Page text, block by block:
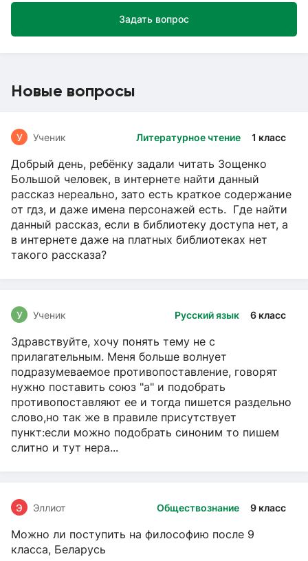
Задать вопрос
Новые вопросы
Литературное чтение 1 класс
У Ученик
Добрый день, ребёнку задали читать Зощенко
Большой человек, в интернете найти данный
рассказ нереально, зато есть краткое содержание
от гдз, и даже имена персонажей есть. Где найти
данный рассказ, если в библиотеку доступа нет, а
в интернете даже на платных библиотеках нет
такого рассказа?
Русский язык 6 класс
У Ученик
Здравствуйте, хочу понять тему не с
прилагательным. Меня больше волнует
подразумеваемое противопоставление, говорят
нужно поставить союз "а" и подобрать
противопоставляют ее и тогда пишется раздельно
слово,но так же в правиле присутствует
пункт:если можно подобрать синоним то пишем
слитно и тут нера...
Обществознание 9 класс
Э Эллиот
Можно ли поступить на философию после 9
класса, Беларусь